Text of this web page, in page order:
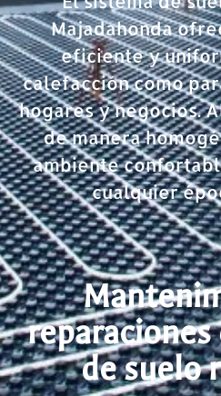
Majadahonda
eficiente y
calefacción como
hogares y negocios.
de manera
ambiente
cualquier
de suelo